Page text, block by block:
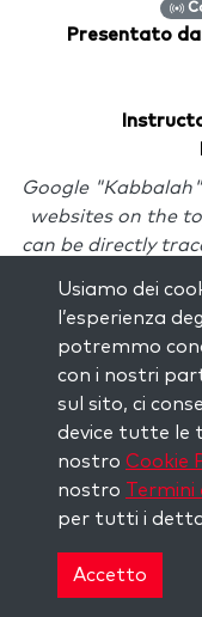
Presentato
Google
websites on the
can be directly
Beyond
Presentato da:
Usiamo dei
l’esperienza
potremmo
con i nostri
sul sito, ci
device tutte le
nostro Cookie
nostro Termini
per tutti i
Accetto